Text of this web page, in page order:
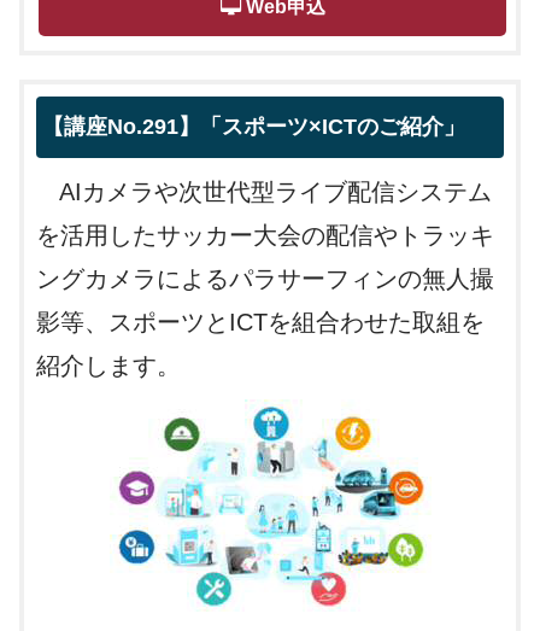
Web申込
【講座No.291】「スポーツ×ICTのご紹介」
AIカメラや次世代型ライブ配信システム
を活用したサッカー大会の配信やトラッキ
ングカメラによるパラサーフィンの無人撮
影等、スポーツとICTを組合わせた取組を
紹介します。